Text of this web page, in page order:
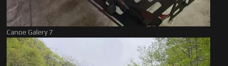
Canoe Galery 7